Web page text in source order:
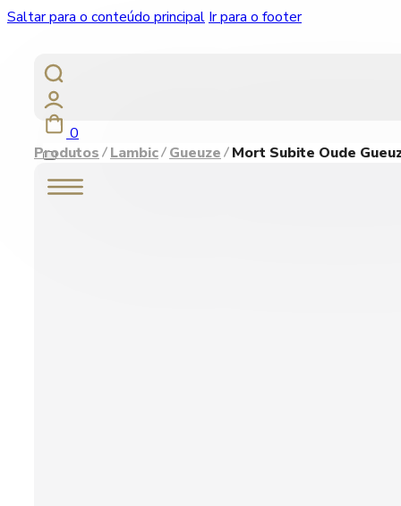
Saltar para o conteúdo principal Ir para o footer
0
Produtos
Lambic Gueuze Mort Subite Oude